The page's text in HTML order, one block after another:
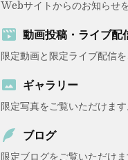
Webサイトからのお知らせ
動画投稿・ライブ配
限定動画と限定ライブ配信を
ギャラリー
限定写真をご覧いただけます
ブログ
限定ブログをご覧いただけま